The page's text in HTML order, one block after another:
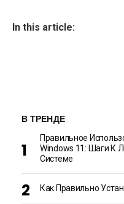
In this article:
В ТРЕНДЕ
Правильное
Windows 11: Шаги К
Системе
Как Правильно